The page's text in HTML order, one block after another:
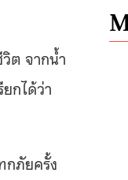
ต จากน้ำ
กได้ว่า
กภัยครั้ง